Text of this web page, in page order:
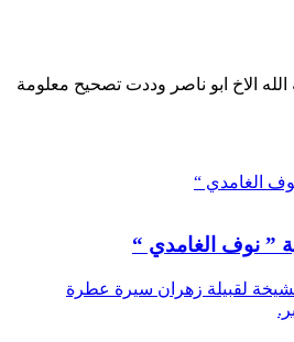
الاخ ابو ناصر وددت تصحيح معلومة
الغامدي “
” نوف الغامدي “
لقبيلة زهران سيرة عطرة